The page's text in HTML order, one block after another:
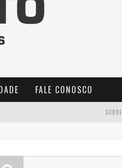
FALE CONOSCO
SOBRE